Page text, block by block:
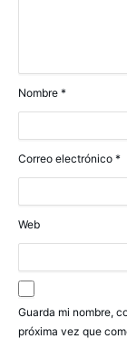
Nombre *
Correo electrónico *
Web
Guarda mi nombre,
próxima vez que